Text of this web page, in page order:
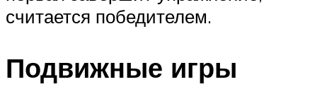
считается победителем.
Подвижные игры